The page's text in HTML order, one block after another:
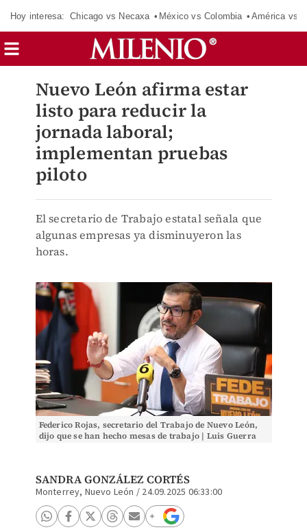
Hoy interesa: Chicago vs Necaxa México vs Colombia América vs
Nuevo León afirma estar
listo para reducir la
jornada laboral;
implementan pruebas
piloto
El secretario de Trabajo estatal señala que
algunas empresas ya disminuyeron las
horas.
Federico Rojas, secretario del Trabajo de Nuevo León,
dijo que se han hecho mesas de trabajo | Luis Guerra
SANDRA GONZÁLEZ CORTÉS
Monterrey, Nuevo León / 24.09.2025 06:33:00